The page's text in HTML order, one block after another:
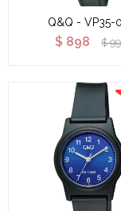
Q&Q - VP35-
$ 898 $